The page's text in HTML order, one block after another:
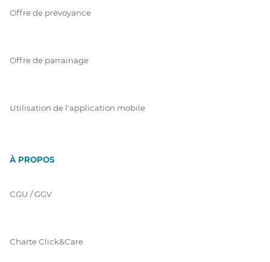
Offre de prévoyance
Offre de parrainage
Utilisation de l'application mobile
À PROPOS
CGU / GGV
Charte Click&Care